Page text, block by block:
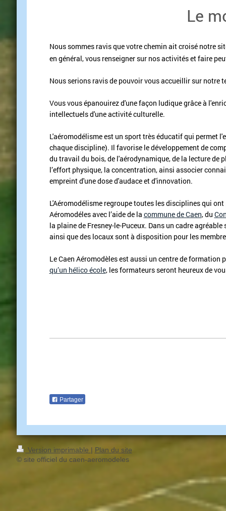
Le
Nous sommes ravis que votre chemin ait croisé notre
en général, vous renseigner sur nos activités et faire
Nous serions ravis de pouvoir vous accueillir sur notre
Vous vous épanouirez d'une façon ludique grâce à
intellectuels d'une activité culturelle.
L'aéromodélisme est un sport très éducatif qui permet
chaque discipline). Il favorise le développement de
du travail du bois, de l'aérodynamique, de la lecture de
l’effort physique, la concentration, ainsi associer
empreint d'une dose d'audace et d'innovation.
L'Aéromodélisme regroupe toutes les disciplines qui
Aéromodéles avec l’aide de la commune de Caen, du
la plaine de Fresney-le-Puceux. Dans un cadre
ainsi que des locaux sont à disposition pour les
Le Caen Aéromodèles est aussi un centre de
qu’un hélico école, les formateurs seront heureux de
Partager
Version imprimable | Plan du site
© site officiel du caen-aeromodeles